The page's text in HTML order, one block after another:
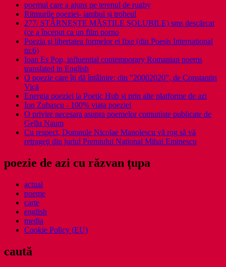
poemul care a ajuns pe terenul de rugby
Ritmurile poeziei- iambul și troheul
277/ STÂRNEȘTE MĂȘTILE SOLUBILE) sms descărcat
(ce a început ca un film porno
Poezia şi libertatea formelor ei fixe (din Poesis International
nr.6)
Ioan Es Pop, influential contemporary Romanian poems
translated in English
O poezie care îți dă întâlnire: din ”20002020”, de Constantin
Vică
Energia poeziei la Poetic Hub și prin alte platforme de azi
Ion Zubascu - 100% viata poeziei
O privire necesara asupra poemelor comuniste publicate de
Gellu Naum
Cu respect, Domnule Nicolae Manolescu vă rog să vă
retrageţi din juriul Premiului Naţional Mihai Eminescu
poezie de azi cu răzvan ţupa
actual
poeme
carte
english
media
Cookie Policy (EU)
caută